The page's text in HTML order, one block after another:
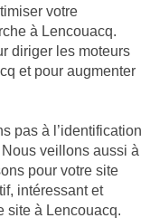
votre
à Lencouacq.
diriger les moteurs
et pour augmenter
pas à l’identification
veillons aussi à
pour votre site
intéressant et
site à Lencouacq.